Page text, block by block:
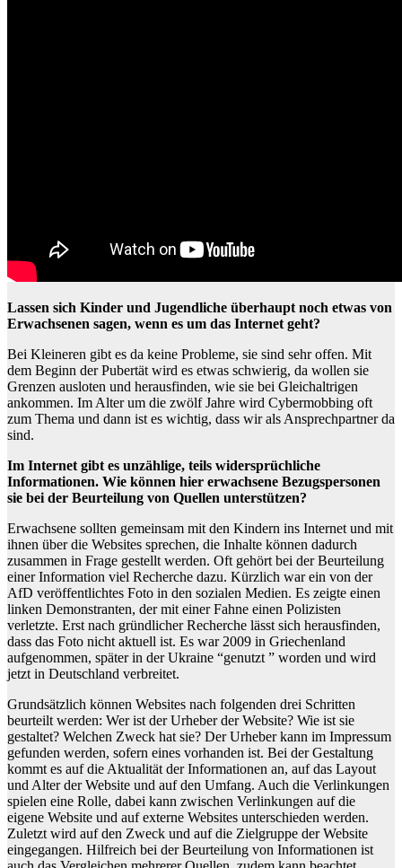
Lassen sich Kinder und Jugendliche überhaupt noch etwas von
Erwachsenen sagen, wenn es um das Internet geht?
Bei Kleineren gibt es da keine Probleme, sie sind sehr offen. Mit
dem Beginn der Pubertät wird es etwas schwierig, da wollen sie
Grenzen ausloten und herausfinden, wie sie bei Gleichaltrigen
ankommen. Im Alter um die zwölf Jahre wird Cybermobbing oft
zum Thema und dann ist es wichtig, dass wir als Ansprechpartner da
sind.
Im Internet gibt es unzählige, teils widersprüchliche
Informationen. Wie können hier erwachsene Bezugspersonen
sie bei der Beurteilung von Quellen unterstützen?
Erwachsene sollten gemeinsam mit den Kindern ins Internet und mit
ihnen über die Websites sprechen, die Inhalte können dadurch
zusammen in Frage gestellt werden. Oft gehört bei der Beurteilung
einer Information viel Recherche dazu. Kürzlich war ein von der
AfD veröffentlichtes Foto in den sozialen Medien. Es zeigte einen
linken Demonstranten, der mit einer Fahne einen Polizisten
verletzte. Erst nach gründlicher Recherche lässt sich herausfinden,
dass das Foto nicht aktuell ist. Es war 2009 in Griechenland
aufgenommen, später in der Ukraine “genutzt ” worden und wird
jetzt in Deutschland verbreitet.
Grundsätzlich können Websites nach folgenden drei Schritten
beurteilt werden: Wer ist der Urheber der Website? Wie ist sie
gestaltet? Welchen Zweck hat sie? Der Urheber kann im Impressum
gefunden werden, sofern eines vorhanden ist. Bei der Gestaltung
kommt es auf die Aktualität der Informationen an, auf das Layout
und Alter der Website und auf den Umfang. Auch die Verlinkungen
spielen eine Rolle, dabei kann zwischen Verlinkungen auf die
eigene Website und auf externe Websites unterschieden werden.
Zuletzt wird auf den Zweck und auf die Zielgruppe der Website
eingegangen. Hilfreich bei der Beurteilung von Informationen ist